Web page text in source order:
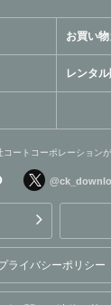
お買い物
レンタ
ートコーポレーション
ライバシーポリシー